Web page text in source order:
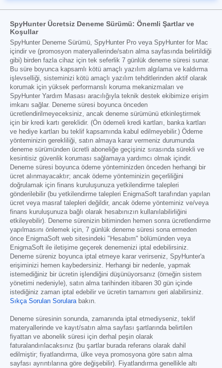
SpyHunter Ücretsiz Deneme Sürümü: Önemli Şartlar ve
Koşullar
SpyHunter Deneme Sürümü, SpyHunter Pro veya SpyHunter for Mac
içindir ve (promosyon materyallerinde/satın alma sayfasında belirtildiği
gibi) birden fazla cihaz için tek seferlik 7 günlük deneme süresi sunar.
Bu süre boyunca kapsamlı kötü amaçlı yazılım algılama ve kaldırma
işlevselliği, sisteminizi kötü amaçlı yazılım tehditlerinden aktif olarak
korumak için yüksek performanslı koruma mekanizmaları ve
SpyHunter Yardım Masası aracılığıyla teknik destek ekibimize erişim
imkanı sağlar. Deneme süresi boyunca önceden
ücretlendirilmeyeceksiniz, ancak deneme sürümünü etkinleştirmek
için bir kredi kartı gereklidir. (Ön ödemeli kredi kartları, banka kartları
ve hediye kartları bu teklif kapsamında kabul edilmeyebilir.) Ödeme
yönteminizin gerekliliği, satın almaya karar vermeniz durumunda
deneme sürümünden ücretli aboneliğe geçişiniz sırasında sürekli ve
kesintisiz güvenlik koruması sağlamaya yardımcı olmak içindir.
Deneme süresi boyunca ödeme yönteminizden önceden herhangi bir
ücret alınmayacaktır; ancak ödeme yönteminizin geçerliliğini
doğrulamak için finans kuruluşunuza yetkilendirme talepleri
gönderilebilir (bu yetkilendirme talepleri EnigmaSoft tarafından yapılan
ücret veya masraf talepleri değildir, ancak ödeme yönteminiz ve/veya
finans kuruluşunuza bağlı olarak hesabınızın kullanılabilirliğini
etkileyebilir). Deneme sürenizin bitiminden hemen sonra ücretlendirme
yapılmasını önlemek için, 7 günlük deneme süresi sona ermeden
önce EnigmaSoft web sitesindeki "Hesabım" bölümünden veya
EnigmaSoft ile iletişime geçerek denemenizi iptal edebilirsiniz.
Deneme süreniz boyunca iptal etmeye karar verirseniz, SpyHunter'a
erişiminizi hemen kaybedersiniz. Herhangi bir nedenle, yapmak
istemediğiniz bir ücretin işlendiğini düşünüyorsanız (örneğin sistem
yönetimi nedeniyle), satın alma tarihinden itibaren 30 gün içinde
istediğiniz zaman iptal edebilir ve ücretin tamamını geri alabilirsiniz.
Sıkça Sorulan Sorularabakın.
Deneme süresinin sonunda, zamanında iptal etmediyseniz, teklif
materyallerinde ve kayıt/satın alma sayfası şartlarında belirtilen
fiyattan ve abonelik süresi için derhal peşin olarak
faturalandırılacaksınız (bu şartlar burada referans olarak dahil
edilmiştir; fiyatlandırma, ülke veya promosyona göre satın alma
sayfası ayrıntılarına göre değişebilir). Fiyatlandırma genellikle altı